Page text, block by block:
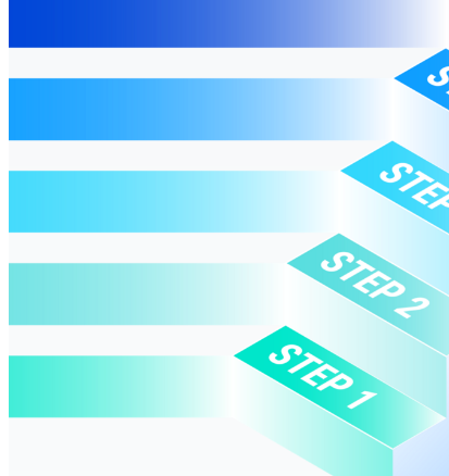
Redaktionelle Bilder